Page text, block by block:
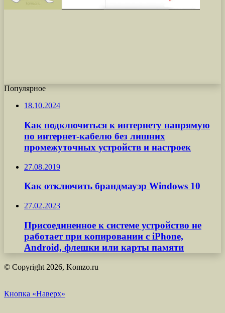
Популярное
18.10.2024
Как подключиться к интернету напрямую
по интернет-кабелю без лишних
промежуточных устройств и настроек
27.08.2019
Как отключить брандмауэр Windows 10
27.02.2023
Присоединенное к системе устройство не
работает при копировании с iPhone,
Android, флешки или карты памяти
© Copyright 2026, Komzo.ru
Кнопка «Наверх»